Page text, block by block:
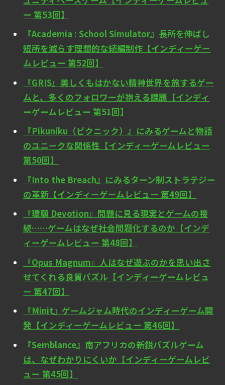
ー 第53回】
『Academia : School Simulator』長所を伸ばし
短所を減らす理想的な続編制作【インディーゲー
ムレビュー 第52回】
『GRIS』美しくもはかない精神世界を旅するゲー
ムと、多くのフォロワーが抱える課題【インディ
ーゲームレビュー 第51回】
『Pikuniku（ピクニック）』にみるゲームと物語
のユニークな関係性【インディーゲームレビュー
第50回】
『Into the Breach』にみるターン制ストラテジー
の革新【インディーゲームレビュー 第49回】
『環願 Devotion』問題に見る現実とゲームの接
続……ゲームはなぜ社会問題化するのか【インデ
ィーゲームレビュー 第48回】
『Opus Magnum』人はなぜ遊ぶのかを思い出さ
せてくれる良質パズル【インディーゲームレビュ
ー 第47回】
『Minit』ゲームジャム時代のインディーゲーム開
発【インディーゲームレビュー 第46回】
『Semblance』南アフリカの新鋭パズルゲーム
は、なぜわかりにくいか【インディーゲームレビ
ュー 第45回】